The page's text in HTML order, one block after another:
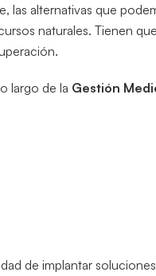
las alternativas que
naturales. Tienen
largo de la Gestión
de implantar